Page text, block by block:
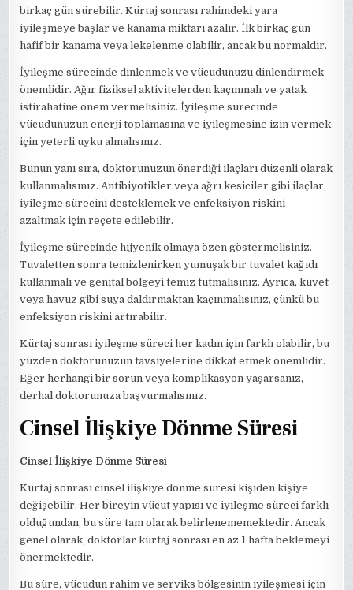
birkaç gün sürebilir. Kürtaj sonrası rahimdeki yara
iyileşmeye başlar ve kanama miktarı azalır. İlk birkaç gün
hafif bir kanama veya lekelenme olabilir, ancak bu normaldir.
İyileşme sürecinde dinlenmek ve vücudunuzu dinlendirmek
önemlidir. Ağır fiziksel aktivitelerden kaçınmalı ve yatak
istirahatine önem vermelisiniz. İyileşme sürecinde
vücudunuzun enerji toplamasına ve iyileşmesine izin vermek
için yeterli uyku almalısınız.
Bunun yanı sıra, doktorunuzun önerdiği ilaçları düzenli olarak
kullanmalısınız. Antibiyotikler veya ağrı kesiciler gibi ilaçlar,
iyileşme sürecini desteklemek ve enfeksiyon riskini
azaltmak için reçete edilebilir.
İyileşme sürecinde hijyenik olmaya özen göstermelisiniz.
Tuvaletten sonra temizlenirken yumuşak bir tuvalet kağıdı
kullanmalı ve genital bölgeyi temiz tutmalısınız. Ayrıca, küvet
veya havuz gibi suya daldırmaktan kaçınmalısınız, çünkü bu
enfeksiyon riskini artırabilir.
Kürtaj sonrası iyileşme süreci her kadın için farklı olabilir, bu
yüzden doktorunuzun tavsiyelerine dikkat etmek önemlidir.
Eğer herhangi bir sorun veya komplikasyon yaşarsanız,
derhal doktorunuza başvurmalısınız.
Cinsel İlişkiye Dönme Süresi
Cinsel İlişkiye Dönme Süresi
Kürtaj sonrası cinsel ilişkiye dönme süresi kişiden kişiye
değişebilir. Her bireyin vücut yapısı ve iyileşme süreci farklı
olduğundan, bu süre tam olarak belirlenememektedir. Ancak
genel olarak, doktorlar kürtaj sonrası en az 1 hafta beklemeyi
önermektedir.
Bu süre, vücudun rahim ve serviks bölgesinin iyileşmesi için